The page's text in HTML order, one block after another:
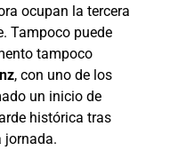
ocupan la tercera
Tampoco puede
tampoco
, con uno de los
un inicio de
histórica tras
jornada.